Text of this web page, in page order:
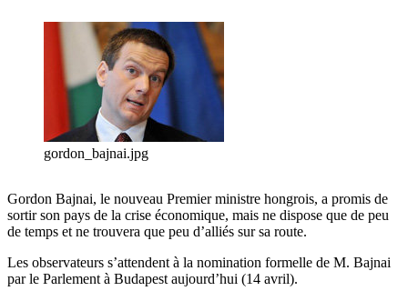
gordon_bajnai.jpg
Gordon Bajnai, le nouveau Premier ministre hongrois, a promis de
sortir son pays de la crise économique, mais ne dispose que de peu
de temps et ne trouvera que peu d’alliés sur sa route.
Les observateurs s’attendent à la nomination formelle de M. Bajnai
par le Parlement à Budapest aujourd’hui (14 avril).